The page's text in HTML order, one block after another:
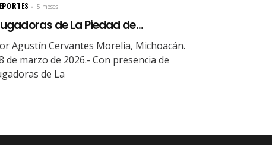
5 meses.
de La Piedad de...
Agustín Cervantes Morelia, Michoacán.
de marzo de 2026.- Con presencia de
de La